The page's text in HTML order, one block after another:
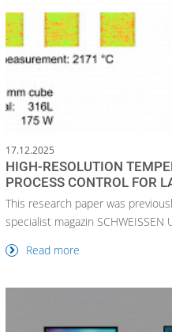
17.12.2025
HIGH-RESOLUTION
PROCESS CONTROL FOR
This research paper was
specialist magazin SCHWEISSEN
Read more